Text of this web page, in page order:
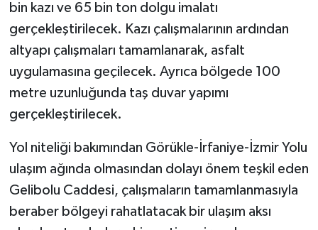
bin kazı ve 65 bin ton dolgu imalatı
gerçekleştirilecek. Kazı çalışmalarının ardından
altyapı çalışmaları tamamlanarak, asfalt
uygulamasına geçilecek. Ayrıca bölgede 100
metre uzunluğunda taş duvar yapımı
gerçekleştirilecek.
Yol niteliği bakımından Görükle-İrfaniye-İzmir Yolu
ulaşım ağında olmasından dolayı önem teşkil eden
Gelibolu Caddesi, çalışmaların tamamlanmasıyla
beraber bölgeyi rahatlatacak bir ulaşım aksı